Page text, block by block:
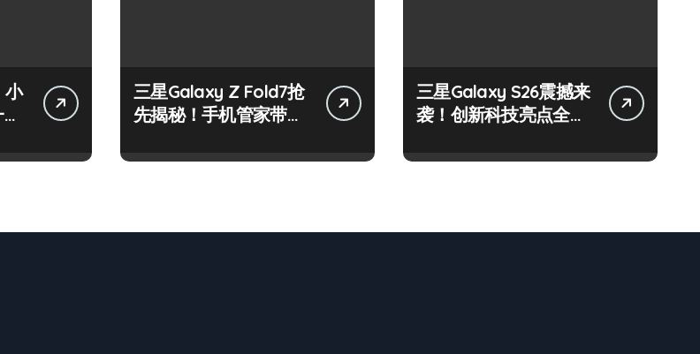
小
三星Galaxy Z Fold7抢
先揭秘！手机管家带你
三星Galaxy S26震撼来
袭！创新科技亮点全搜